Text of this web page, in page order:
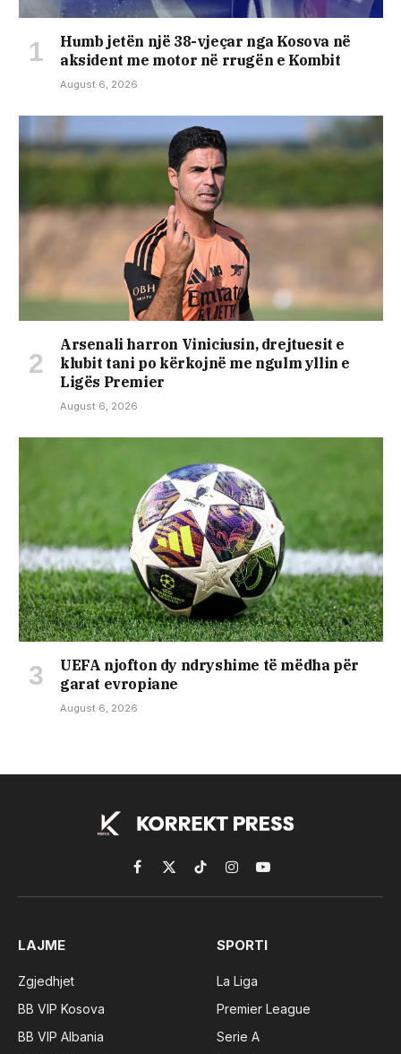
Humb jetën një 38-vjeçar nga Kosova në
aksident me motor në rrugën e Kombit
August 6, 2026
Arsenali harron Viniciusin, drejtuesit e
klubit tani po kërkojnë me ngulm yllin e
Ligës Premier
August 6, 2026
UEFA njofton dy ndryshime të mëdha për
garat evropiane
August 6, 2026
Facebook
X
(Twitter)
TikTokInstagramYouTube
LAJME
Zgjedhjet
BB VIP Kosova
BB VIP Albania
SPORTI
La Liga
Premier League
Serie A